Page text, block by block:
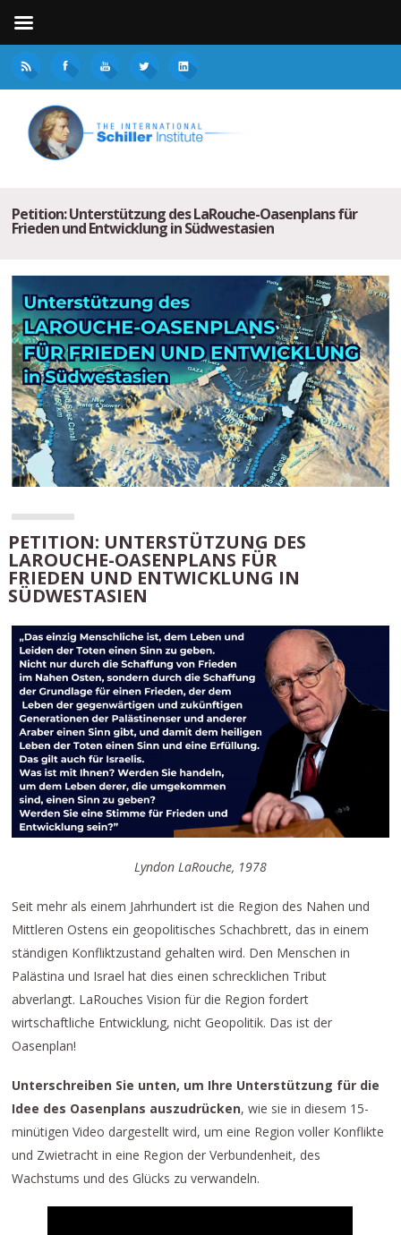
Petition: Unterstützung des LaRouche-Oasenplans für
Frieden und Entwicklung in Südwestasien
PETITION: UNTERSTÜTZUNG DES
LAROUCHE-OASENPLANS FÜR
FRIEDEN UND ENTWICKLUNG IN
SÜDWESTASIEN
Lyndon LaRouche, 1978
Seit mehr als einem Jahrhundert ist die Region des Nahen und
Mittleren Ostens ein geopolitisches Schachbrett, das in einem
ständigen Konfliktzustand gehalten wird. Den Menschen in
Palästina und Israel hat dies einen schrecklichen Tribut
abverlangt. LaRouches Vision für die Region fordert
wirtschaftliche Entwicklung, nicht Geopolitik. Das ist der
Oasenplan!
Unterschreiben Sie unten, um Ihre Unterstützung für die
Idee des Oasenplans auszudrücken, wie sie in diesem 15-
minütigen Video dargestellt wird, um eine Region voller Konflikte
und Zwietracht in eine Region der Verbundenheit, des
Wachstums und des Glücks zu verwandeln.